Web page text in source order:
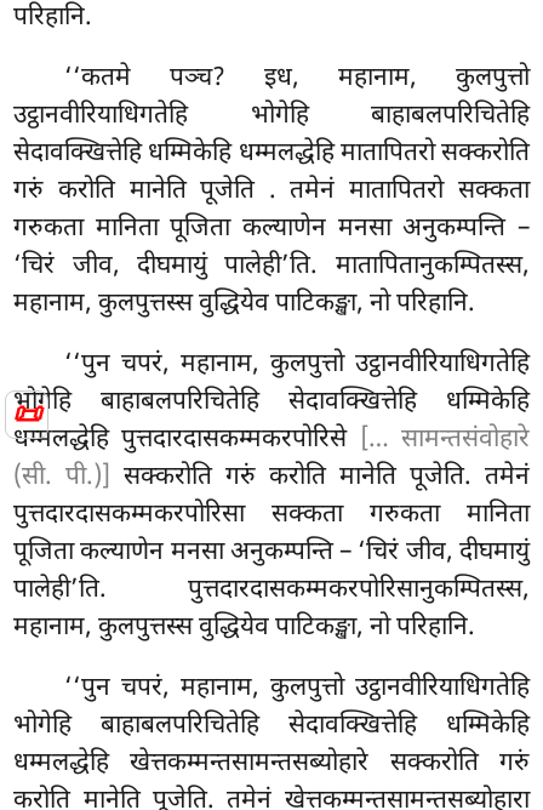
📜
परिहानि.
‘‘कतमे पञ्च? इध, महानाम, कुलपुत्तो
उट्ठानवीरियाधिगतेहि भोगेहि बाहाबलपरिचितेहि
सेदावक्खित्तेहि धम्मिकेहि धम्मलद्धेहि मातापितरो सक्करोति
गरुं करोति मानेति पूजेति . तमेनं मातापितरो सक्कता
गरुकता मानिता पूजिता कल्याणेन मनसा अनुकम्पन्ति –
‘चिरं जीव, दीघमायुं पालेही’ति. मातापितानुकम्पितस्स,
महानाम, कुलपुत्तस्स वुद्धियेव पाटिकङ्खा, नो परिहानि.
‘‘पुन चपरं, महानाम, कुलपुत्तो उट्ठानवीरियाधिगतेहि
भोगेहि बाहाबलपरिचितेहि सेदावक्खित्तेहि धम्मिकेहि
धम्मलद्धेहि पुत्तदारदासकम्मकरपोरिसे [… सामन्तसंवोहारे
(सी. पी.)] सक्करोति गरुं करोति मानेति पूजेति. तमेनं
पुत्तदारदासकम्मकरपोरिसा सक्कता गरुकता मानिता
पूजिता कल्याणेन मनसा अनुकम्पन्ति – ‘चिरं जीव, दीघमायुं
पालेही’ति. पुत्तदारदासकम्मकरपोरिसानुकम्पितस्स,
महानाम, कुलपुत्तस्स वुद्धियेव पाटिकङ्खा, नो परिहानि.
‘‘पुन चपरं, महानाम, कुलपुत्तो उट्ठानवीरियाधिगतेहि
भोगेहि बाहाबलपरिचितेहि सेदावक्खित्तेहि धम्मिकेहि
धम्मलद्धेहि खेत्तकम्मन्तसामन्तसब्योहारे सक्करोति गरुं
करोति मानेति पूजेति. तमेनं खेत्तकम्मन्तसामन्तसब्योहारा